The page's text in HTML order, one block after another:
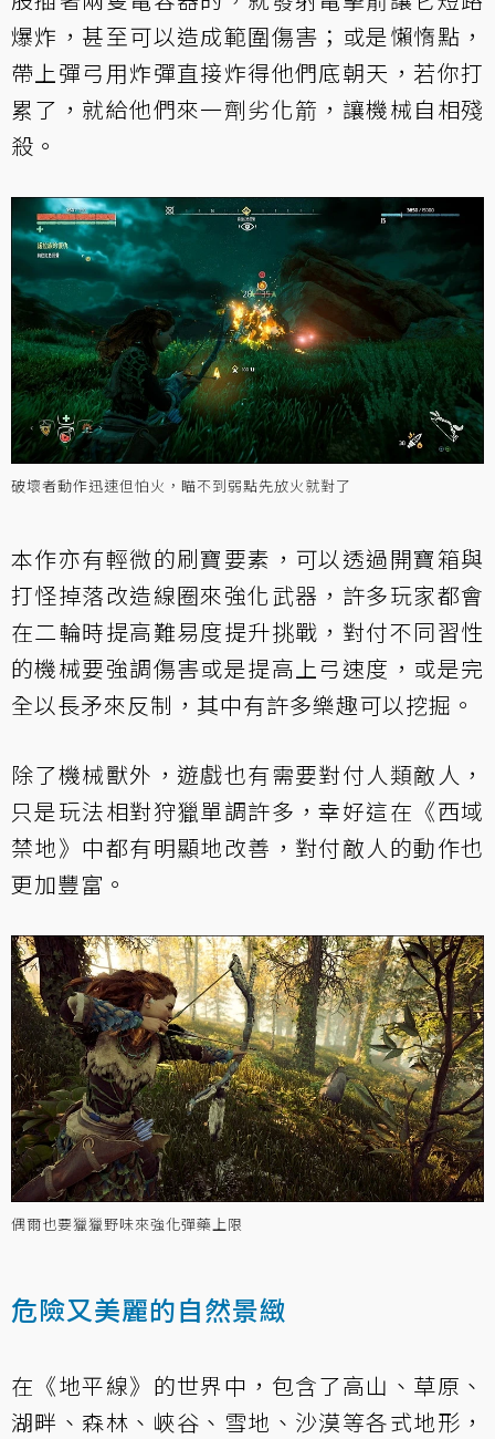
爆炸，甚至可以造成範圍傷害；或是懶惰點，
帶上彈弓用炸彈直接炸得他們底朝天，若你打
累了，就給他們來一劑劣化箭，讓機械自相殘
殺。
破壞者動作迅速但怕火，瞄不到弱點先放火就對了
本作亦有輕微的刷寶要素，可以透過開寶箱與
打怪掉落改造線圈來強化武器，許多玩家都會
在二輪時提高難易度提升挑戰，對付不同習性
的機械要強調傷害或是提高上弓速度，或是完
全以長矛來反制，其中有許多樂趣可以挖掘。
除了機械獸外，遊戲也有需要對付人類敵人，
只是玩法相對狩獵單調許多，幸好這在《西域
禁地》中都有明顯地改善，對付敵人的動作也
更加豐富。
偶爾也要獵獵野味來強化彈藥上限
危險又美麗的自然景緻
在《地平線》的世界中，包含了高山、草原、
湖畔、森林、峽谷、雪地、沙漠等各式地形，